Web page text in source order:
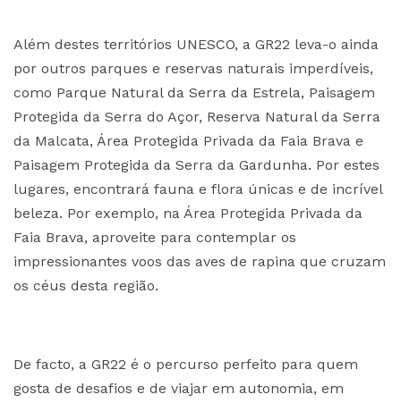
Além destes territórios UNESCO, a GR22 leva-o ainda
por outros parques e reservas naturais imperdíveis,
como Parque Natural da Serra da Estrela, Paisagem
Protegida da Serra do Açor, Reserva Natural da Serra
da Malcata, Área Protegida Privada da Faia Brava e
Paisagem Protegida da Serra da Gardunha. Por estes
lugares, encontrará fauna e flora únicas e de incrível
beleza. Por exemplo, na Área Protegida Privada da
Faia Brava, aproveite para contemplar os
impressionantes voos das aves de rapina que cruzam
os céus desta região.
De facto, a GR22 é o percurso perfeito para quem
gosta de desafios e de viajar em autonomia, em